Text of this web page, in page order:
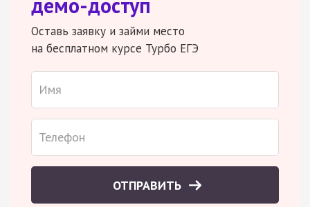
Оставь заявку и займи место
на бесплатном курсе Турбо ЕГЭ
ОТПРАВИТЬ